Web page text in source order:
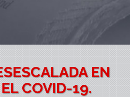
EN
COVID-19.